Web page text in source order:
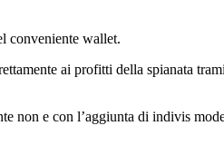
conveniente wallet.
ai profitti della spianata
non e con l’aggiunta di indivis